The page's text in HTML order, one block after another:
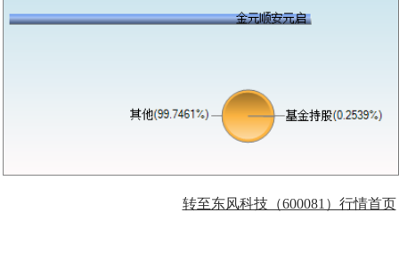
转至东风科技（600081）行情首页